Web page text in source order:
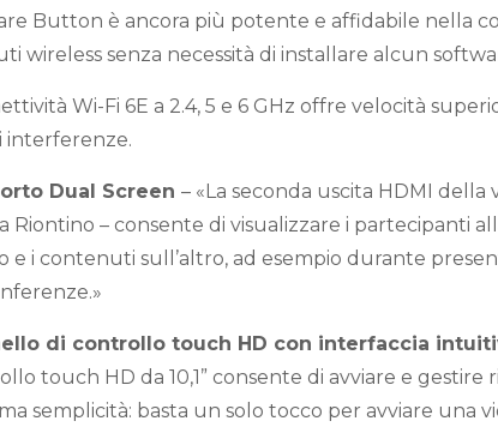
Button è ancora più potente e affidabile nella
wireless senza necessità di installare alcun
Wi-Fi 6E a 2.4, 5 e 6 GHz offre velocità
interferenze.
Dual Screen – «La seconda uscita HDMI della
Riontino – consente di visualizzare i partecipanti
e i contenuti sull’altro, ad esempio durante
di controllo touch HD con interfaccia
touch HD da 10,1” consente di avviare e gestire
semplicità: basta un solo tocco per avviare una